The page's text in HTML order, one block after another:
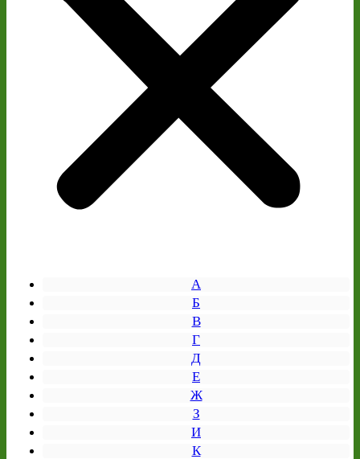
А
Б
В
Г
Д
Е
Ж
З
И
К